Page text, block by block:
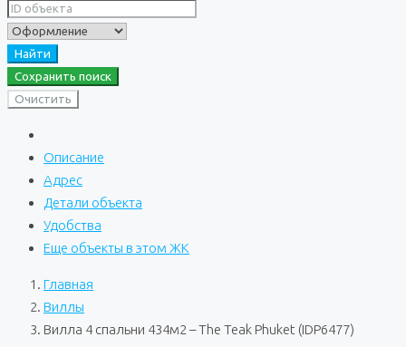
Найти
Сохранить поиск
Очистить
Описание
Адрес
Детали объекта
Удобства
Еще объекты в этом ЖК
Главная
Виллы
Вилла 4 спальни 434м2 – The Teak Phuket (IDP6477)